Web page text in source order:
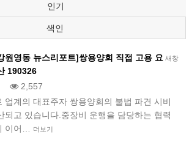
인기
색인
새창
원영동 뉴스리포트]쌍용양회 직접 고용 요
190326
2,557
업계의 대표주자 쌍용양회의 불법 파견 시비
되고 있습니다.중장비 운행을 담당하는 협력
이어…
더보기